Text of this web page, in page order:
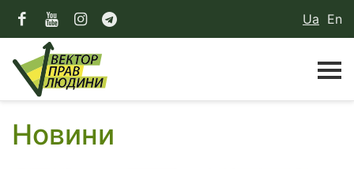
Ua En
Новини